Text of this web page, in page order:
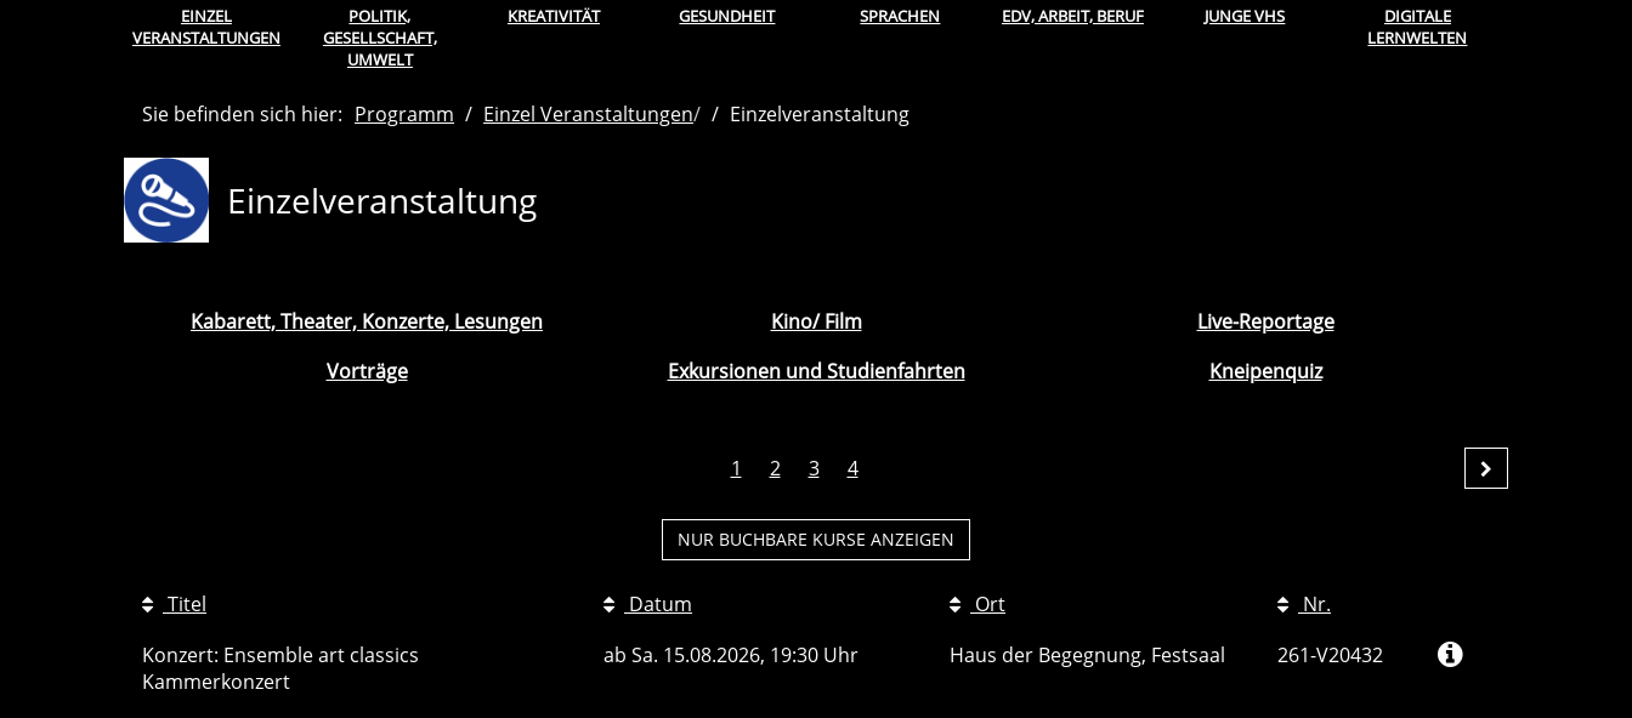
EINZEL
VERANSTALTUNGEN
POLITIK,
GESELLSCHAFT,
UMWELT
KREATIVITÄT GESUNDHEIT SPRACHEN EDV, ARBEIT, BERUF JUNGE VHS
DIGITALE
LERNWELTEN
Sie befinden sich hier: Programm Einzel Veranstaltungen Einzelveranstaltung
Einzelveranstaltung
Kabarett, Theater, Konzerte, Lesungen Kino/ Film
Live-Reportage
Vorträge
Exkursionen und Studienfahrten Kneipenquiz
1 2 3 4
NUR BUCHBARE KURSE ANZEIGEN
Titel Datum Ort
Nr.
Konzert: Ensemble art classics
Kammerkonzert
ab Sa. 15.08.2026, 19:30 Uhr Haus der Begegnung, Festsaal 261-V20432